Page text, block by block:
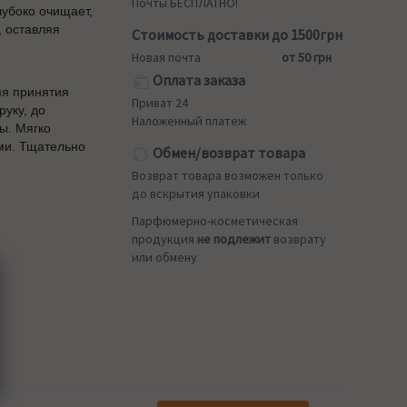
очищает,
оставляя
принятия
до
Мягко
Тщательно
Стоимость доставки до 1500грн
Новая почта от 50 грн
Оплата заказа
Приват 24
Наложенный платеж
Обмен/возврат товара
Возврат товара возможен только
до вскрытия упаковки
Парфюмерно-косметическая
продукция не подлежит возврату
или обмену